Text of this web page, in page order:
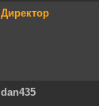
Директор
dan435